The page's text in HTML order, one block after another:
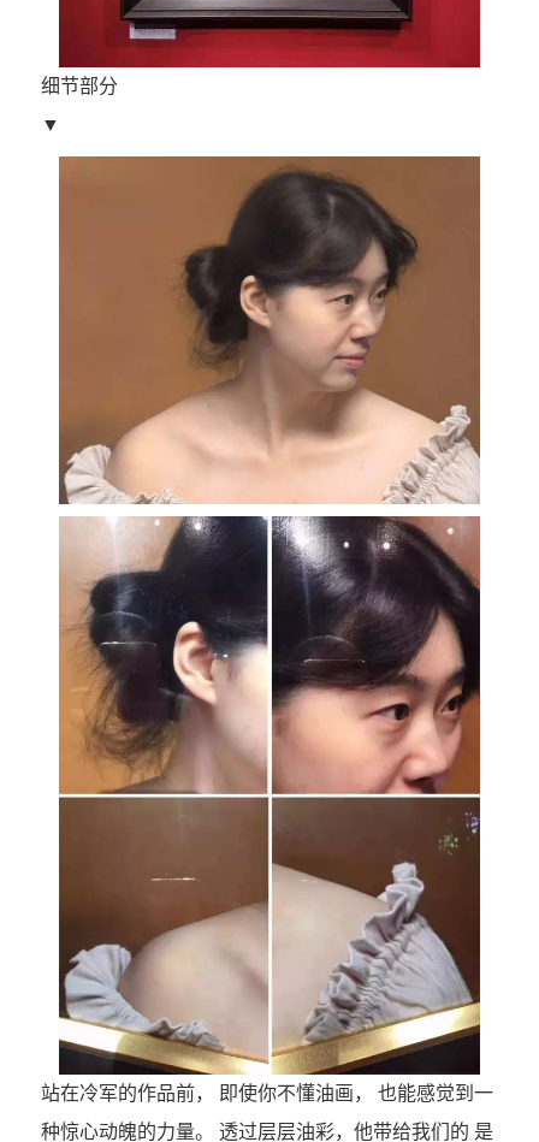
细节部分
▼
站在冷军的作品前， 即使你不懂油画， 也能感觉到一
种惊心动魄的力量。 透过层层油彩，他带给我们的 是